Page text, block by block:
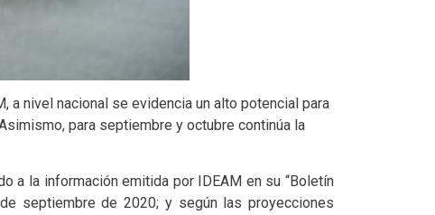
nivel nacional se evidencia un alto potencial para
para septiembre y octubre continúa la
a la información emitida por IDEAM en su “Boletín
septiembre de 2020; y según las proyecciones